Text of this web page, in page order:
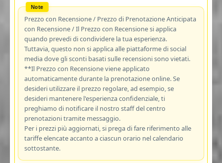
Prezzo con Recensione / Prezzo di Prenotazione Anticipata
con Recensione / Il Prezzo con Recensione si applica
quando prevedi di condividere la tua esperienza.
Tuttavia, questo non si applica alle piattaforme di social
media dove gli sconti basati sulle recensioni sono vietati.
**Il Prezzo con Recensione viene applicato
automaticamente durante la prenotazione online. Se
desideri utilizzare il prezzo regolare, ad esempio, se
desideri mantenere l'esperienza confidenziale, ti
preghiamo di notificare il nostro staff del centro
prenotazioni tramite messaggio.
Per i prezzi più aggiornati, si prega di fare riferimento alle
tariffe elencate accanto a ciascun orario nel calendario
sottostante.